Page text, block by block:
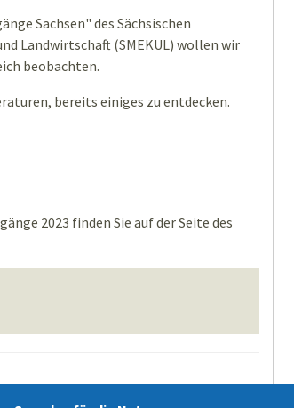
Sachsen" des Sächsischen
Landwirtschaft (SMEKUL) wollen wir
beobachten.
bereits einiges zu entdecken.
2023 finden Sie auf der Seite des